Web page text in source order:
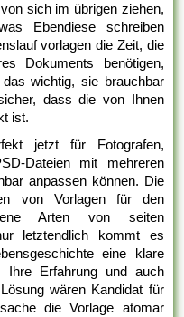
sich im übrigen ziehen,
Ebendiese schreiben
vorlagen die Zeit, die
Dokuments benötigen,
wichtig, sie brauchbar
dass die von Ihnen
ist.
jetzt für Fotografen,
Dateien mit mehreren
anpassen können. Die
von Vorlagen für den
Arten von seiten
letztendlich kommt es
eine klare
Ihre Erfahrung und auch
wären Kandidat für
die Vorlage atomar